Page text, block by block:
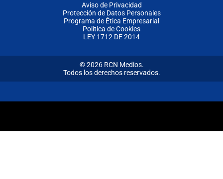
Aviso de Privacidad
Protección de Datos Personales
Programa de Ética Empresarial
Política de Cookies
LEY 1712 DE 2014
© 2026 RCN Medios.
Todos los derechos reservados.